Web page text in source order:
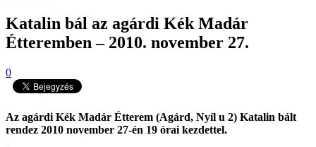
Katalin bál az agárdi Kék Madár
Étteremben – 2010. november 27.
0
Az agárdi Kék Madár Étterem (Agárd, Nyíl u 2) Katalin bált
rendez 2010 november 27-én 19 órai kezdettel.